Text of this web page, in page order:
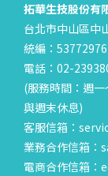
拓華生技股份有
台北市中山區中
統編：53772976
電話：02-
(服務時間：週
與週末休息)
客服信箱：
業務合作信箱
電商合作信箱